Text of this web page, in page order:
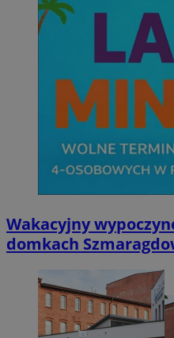
Wakacyjny
domkach